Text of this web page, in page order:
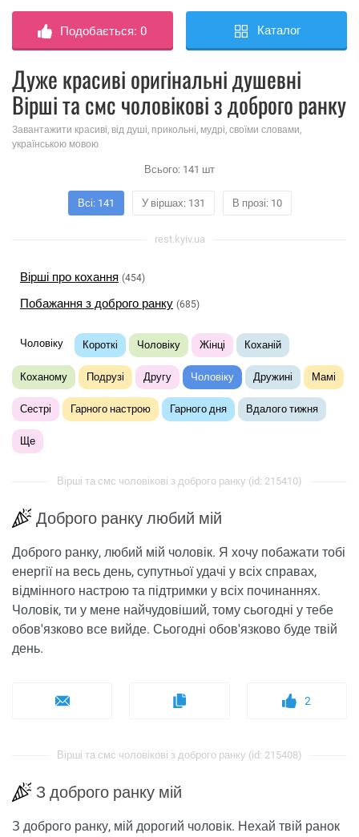
Подобається:0 Каталог
Дуже красиві оригінальні душевні
Вірші та смс чоловікові з доброго ранку
Завантажити красиві, від душі, прикольні, мудрі, своїми словами,
українською мовою
Всього: 141 шт
Всі: 141 У віршах: 131 В прозі: 10
rest.kyiv.ua
Вірші про кохання (454)
Побажання з доброго ранку (685)
Чоловіку Короткі Чоловіку Жінці Коханій
Коханому Подрузі Другу Чоловіку Дружині Мамі
Сестрі Гарного настрою Гарного дня Вдалого тижня
Ще
Вірші та смс чоловікові з доброго ранку (id: 215410)
Доброго ранку любий мій
Доброго ранку, любий мій чоловік. Я хочу побажати тобі
енергії на весь день, супутньої удачі у всіх справах,
відмінного настрою та підтримки у всіх починаннях.
Чоловік, ти у мене найчудовіший, тому сьогодні у тебе
обов'язково все вийде. Сьогодні обов'язково буде твій
день.
2
Вірші та смс чоловікові з доброго ранку (id: 215408)
З доброго ранку мій
З доброго ранку, мій дорогий чоловік. Нехай твій ранок